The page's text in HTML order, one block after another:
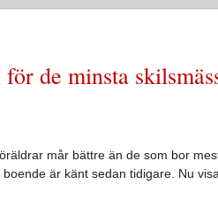
de minsta
mår bättre än de som bor
är känt sedan tidigare. Nu